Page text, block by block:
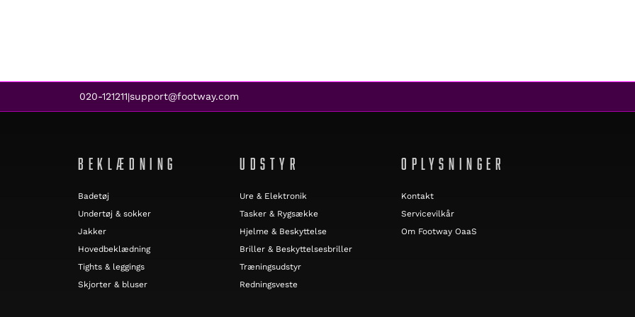
020-121211|support@footway.com
BEKLÆDNING
Badetøj
Undertøj & sokker
Jakker
Hovedbeklædning
Tights & leggings
Skjorter & bluser
UDSTYR
Ure & Elektronik
Tasker & Rygsække
Hjelme & Beskyttelse
Briller & Beskyttelsesbriller
Træningsudstyr
Redningsveste
OPLYSNINGER
Kontakt
Servicevilkår
Om Footway OaaS